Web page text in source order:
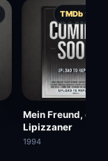
TMDb ★
Mein Freund, der
Lipizzaner
1994